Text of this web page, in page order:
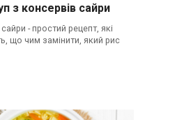
з консервів сайри
- простий рецепт, які
що чим замінити, який рис